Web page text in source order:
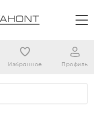
Избранное Профиль